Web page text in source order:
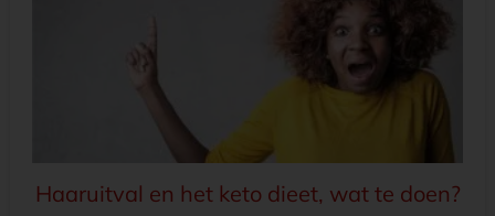
Haaruitval en het keto dieet, wat te doen?